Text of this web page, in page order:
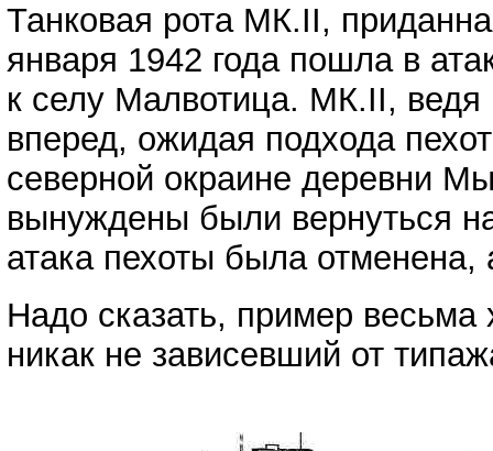
Танковая рота МК.II,
января 1942 года пошла в
к селу Малвотица. МК.II, ведя
вперед, ожидая подхода
северной окраине деревни
вынуждены были вернуться
атака пехоты была отменена,
Надо сказать, пример
никак не зависевший от